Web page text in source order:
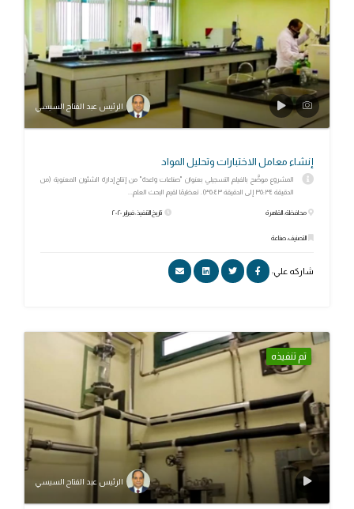
الرئيس عبد الفتاح السيسي
إنشاء معامل الاختبارات وتحليل المواد
المشروع موضَّح بالفيلم التسجيلي بعنوان "صناعات واعدة" من إنتاج إدارة الشئون المعنوية (من
الدقيقة ٣٥:٣٤ إلى الدقيقة ٣٥:٤٣). تعظيمًا لقيم البحث العلم...
محافظة: القاهرة
التصنيف: صناعة
تاريخ التنفيذ: فبراير ٢٠٢٠
شاركه علي:
تم تنفيذه
الرئيس عبد الفتاح السيسي